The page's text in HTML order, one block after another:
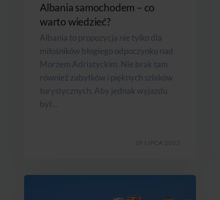
Albania samochodem – co
warto wiedzieć?
Albania to propozycja nie tylko dla
miłośników błogiego odpoczynku nad
Morzem Adriatyckim. Nie brak tam
również zabytków i pięknych szlaków
turystycznych. Aby jednak wyjazdu
był...
19 LIPCA 2023